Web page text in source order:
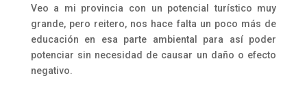
Veo a mi provincia con un potencial turístico muy
grande, pero reitero, nos hace falta un poco más de
educación en esa parte ambiental para así poder
potenciar sin necesidad de causar un daño o efecto
negativo.